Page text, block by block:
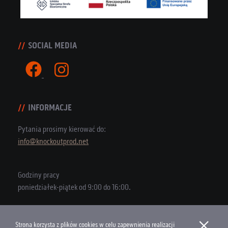
SOCIAL MEDIA
INFORMACJE
Pytania prosimy kierować do:
info@knockoutprod.net
Godziny pracy
poniedziałek-piątek od 9:00 do 16:00.
Strona korzysta z plików cookies w celu zapewnienia realizacji